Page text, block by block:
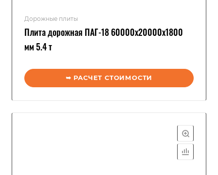
Дорожные плиты
Плита дорожная ПАГ-18 60000x20000x1800
мм 5.4 т
➥ РАСЧЕТ СТОИМОСТИ